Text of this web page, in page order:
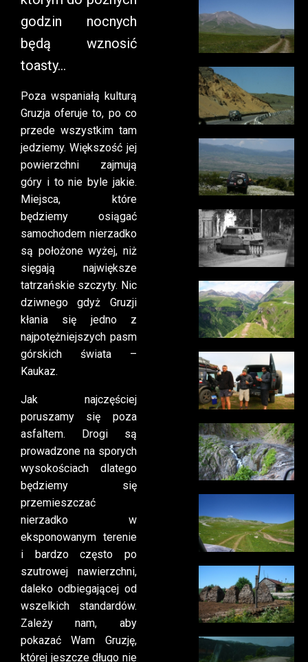
godzin nocnych
będą wznosić
toasty…
Poza wspaniałą kulturą
Gruzja oferuje to, po co
przede wszystkim tam
jedziemy. Większość jej
powierzchni zajmują
góry i to nie byle jakie.
Miejsca, które
będziemy osiągać
samochodem nierzadko
są położone wyżej, niż
sięgają największe
tatrzańskie szczyty. Nic
dziwnego gdyż Gruzji
kłania się jedno z
najpotężniejszych pasm
górskich świata –
Kaukaz.
Jak najczęściej
poruszamy się poza
asfaltem. Drogi są
prowadzone na sporych
wysokościach dlatego
będziemy się
przemieszczać
nierzadko w
eksponowanym terenie
i bardzo często po
szutrowej nawierzchni,
daleko odbiegającej od
wszelkich standardów.
Zależy nam, aby
pokazać Wam Gruzję,
której jeszcze długo nie